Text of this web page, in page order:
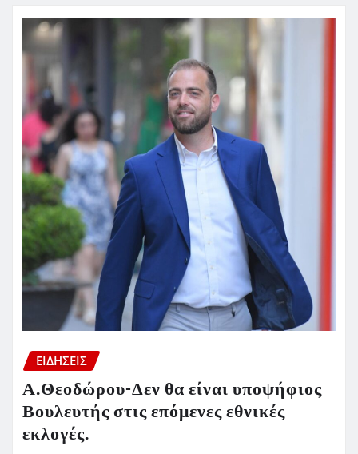
ΕΙΔΗΣΕΙΣ
Α.Θεοδώρου-Δεν θα είναι υποψήφιος
Βουλευτής στις επόμενες εθνικές
εκλογές.